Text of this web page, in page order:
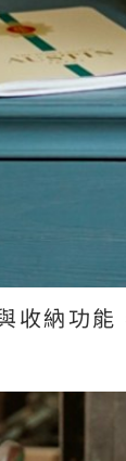
納功